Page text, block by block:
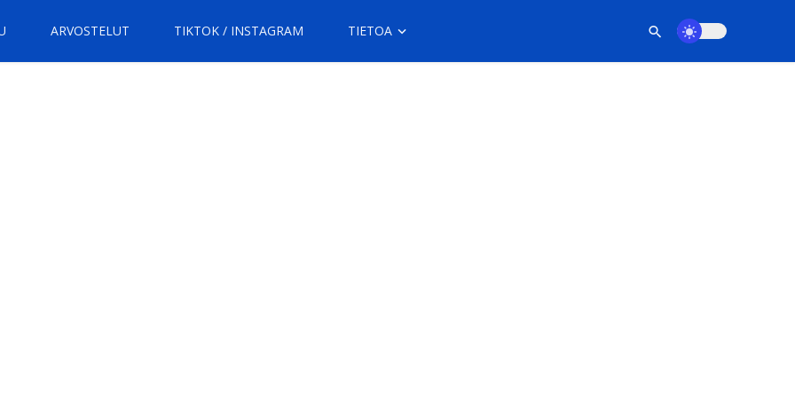
ARVOSTELUT TIKTOK / INSTAGRAM TIETOA